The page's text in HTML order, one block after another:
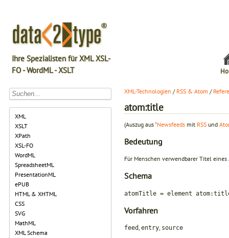
Ihre Spezialisten für XML XSL-
FO - WordML - XSLT
XML
XSLT
XPath
XSL-FO
WordML
SpreadsheetML
PresentationML
ePUB
HTML & XHTML
CSS
SVG
MathML
XML Schema
XML-Technologien / RSS & Atom /
atom:title
(Auszug aus "Newsfeeds mit RSS und
Bedeutung
Für Menschen verwendbarer Titel
Schema
atomTitle = element
Vorfahren
feed, entry, source